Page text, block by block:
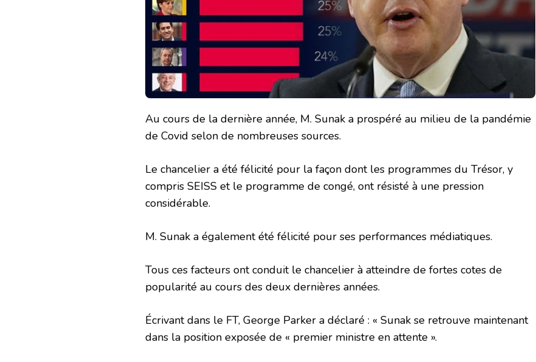
Au cours de la dernière année, M. Sunak a prospéré au milieu de la pandémie
de Covid selon de nombreuses sources.
Le chancelier a été félicité pour la façon dont les programmes du Trésor, y
compris SEISS et le programme de congé, ont résisté à une pression
considérable.
M. Sunak a également été félicité pour ses performances médiatiques.
Tous ces facteurs ont conduit le chancelier à atteindre de fortes cotes de
popularité au cours des deux dernières années.
Écrivant dans le FT, George Parker a déclaré : « Sunak se retrouve maintenant
dans la position exposée de « premier ministre en attente ».